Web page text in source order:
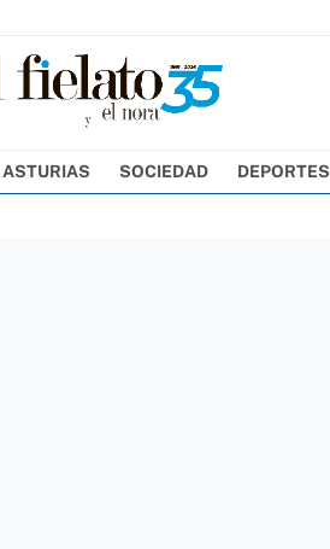
ASTURIAS SOCIEDAD DEPORTES